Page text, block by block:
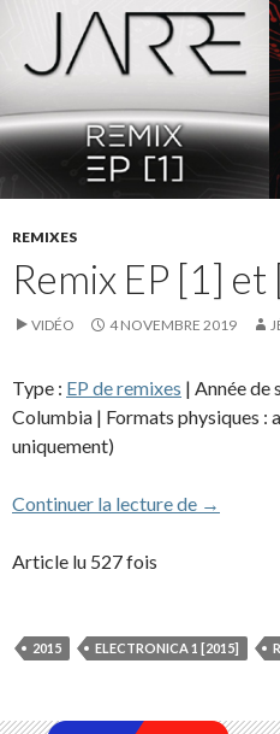
REMIXES
Remix EP [1] et
VIDÉO 4 NOVEMBRE 2019
Type : EP de remixes | Année de
Columbia | Formats physiques :
uniquement)
Continuer la lecture de Remix
→
Article lu 527 fois
2015 ELECTRONICA 1 [2015]